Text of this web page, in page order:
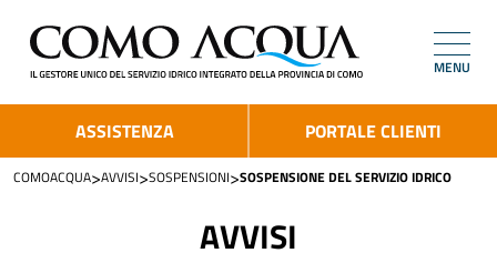
MENU
ASSISTENZA PORTALE CLIENTI
COMOACQUA>AVVISI>SOSPENSIONI>SOSPENSIONE DEL SERVIZIO IDRICO
AVVISI